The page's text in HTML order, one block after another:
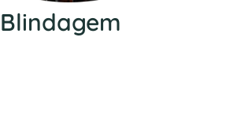
Blindagem